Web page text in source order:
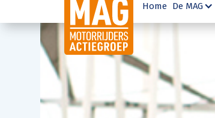
Home De MAG